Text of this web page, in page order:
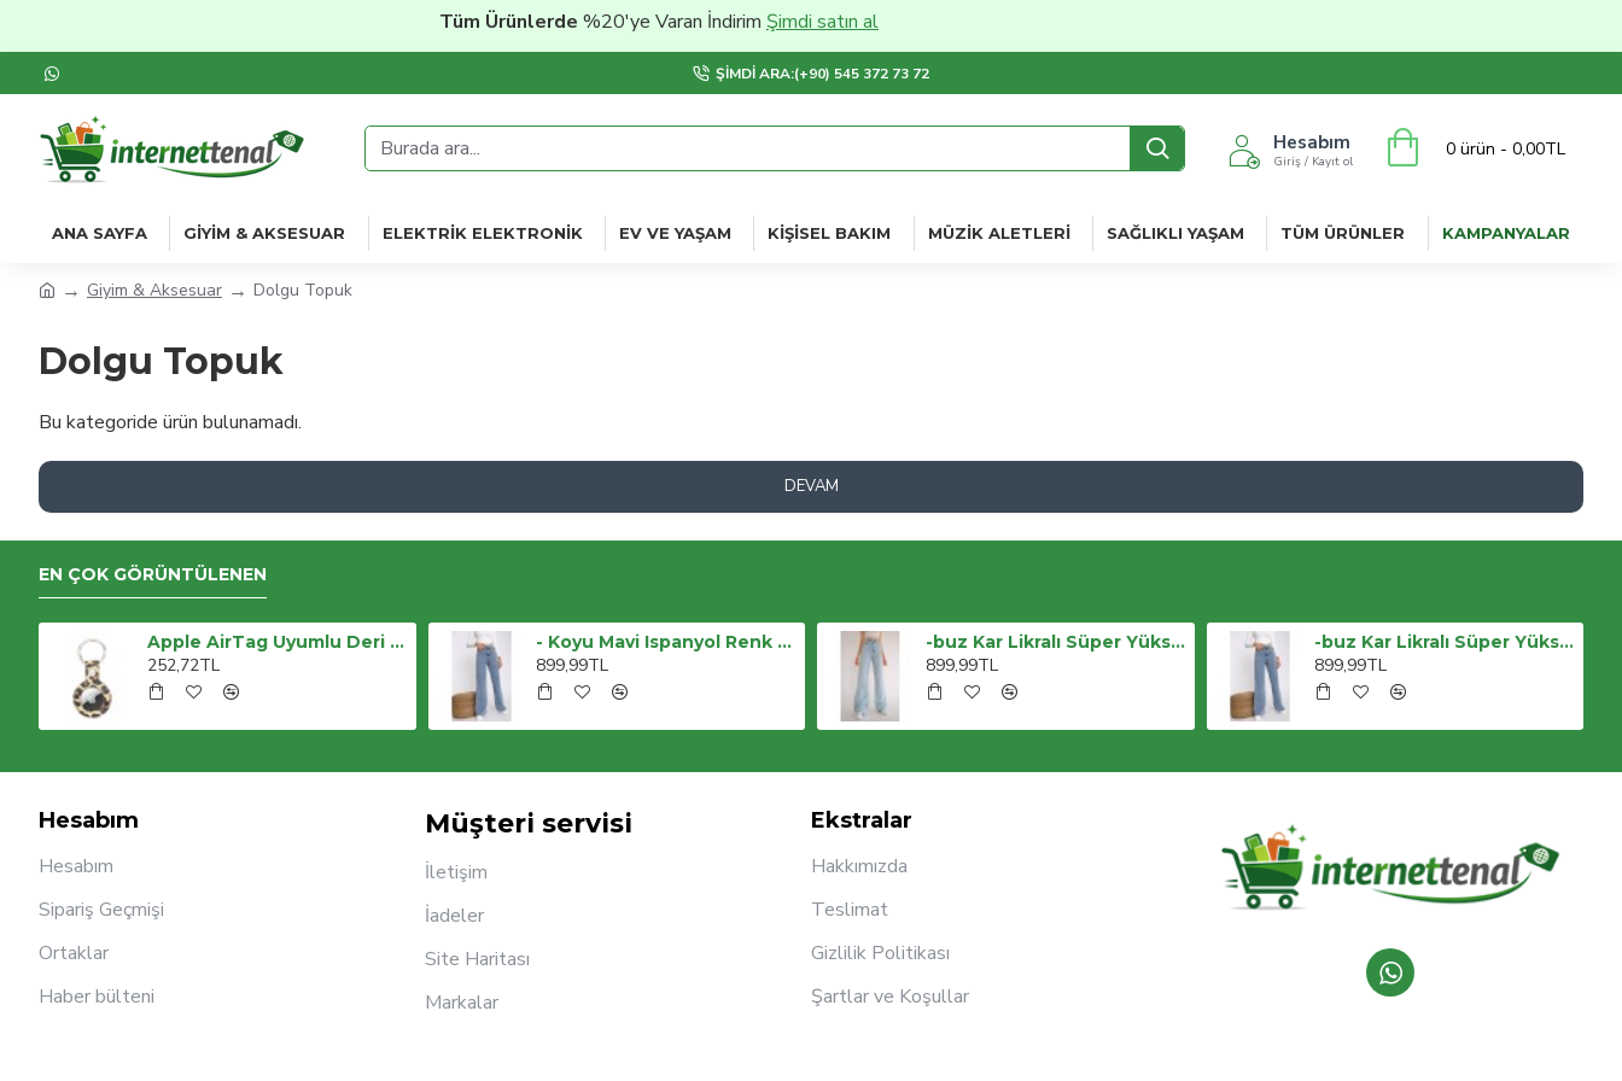
Tüm Ürünlerde%20'ye Varan İndirimŞimdi satın al
ŞIMDI ARA:(+90) 545 372 73 72
Hesabım
Giriş / Kayıt ol
0 ürün - 0,00TL
ANA SAYFA GIYIM & AKSESUAR ELEKTRIK ELEKTRONIK EV VE YAŞAM KIŞISEL BAKIM MÜZIK ALETLERI SAĞLIKLI YAŞAM TÜM ÜRÜNLER KAMPANYALAR
Giyim & Aksesuar Dolgu Topuk
Dolgu Topuk
Bu kategoride ürün bulunamadı.
DEVAM
EN ÇOK GÖRÜNTÜLENEN
Apple AirTag Uyumlu Deri Anahtarlık, LEO NE Kahve
252,72TL
- Koyu Mavi Ispanyol Renk Solmaz Koyu Mavi Ispanyol Jeans
899,99TL
-buz Kar Likralı Süper Yüksek Bel Salaş Jeans Palazzo Pantolon. (süper Yüksek) Wide Leg
899,99TL
-buz Kar Likralı Süper Yüksek Bel Salaş Jeans Palazzo Pantolon. (süper Yüksek) Wide Leg
899,99TL
Hesabım
Hesabım
Sipariş Geçmişi
Ortaklar
Haber bülteni
Müşteri servisi
İletişim
İadeler
Site Haritası
Markalar
Ekstralar
Hakkımızda
Teslimat
Gizlilik Politikası
Şartlar ve Koşullar